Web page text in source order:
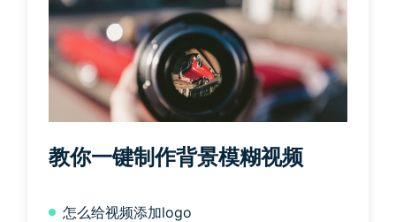
教你一键制作背景模糊视频
怎么给视频添加logo